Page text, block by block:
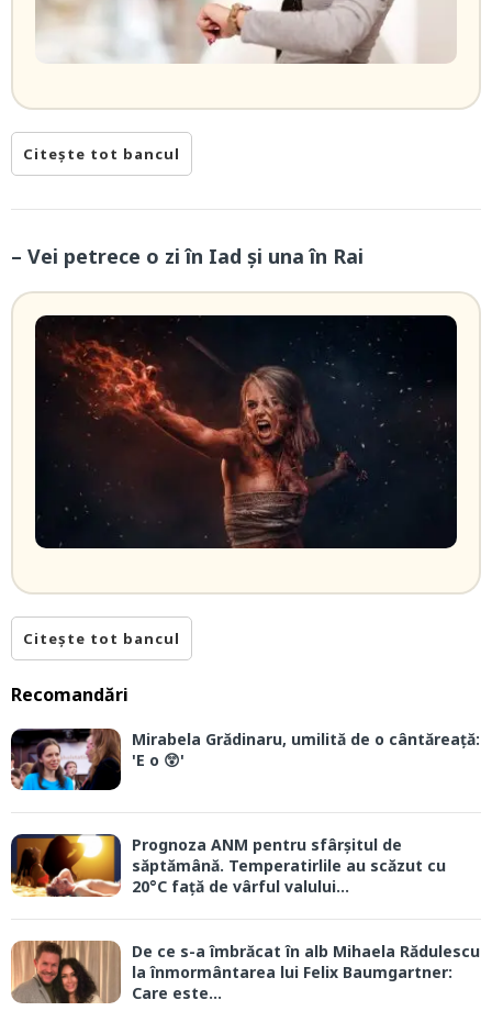
Citește tot bancul
– Vei petrece o zi în Iad şi una în Rai
Citește tot bancul
Recomandări
Mirabela Grădinaru, umilită de o cântăreață:
'E o 😲'
Prognoza ANM pentru sfârșitul de
săptămână. Temperatirlile au scăzut cu
20°C față de vârful valului...
De ce s-a îmbrăcat în alb Mihaela Rădulescu
la înmormântarea lui Felix Baumgartner:
Care este...